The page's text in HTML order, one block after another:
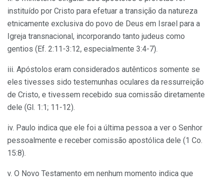
instituído por Cristo para efetuar a transição da natureza
etnicamente exclusiva do povo de Deus em Israel para a
Igreja transnacional, incorporando tanto judeus como
gentios (Ef. 2:11-3:12, especialmente 3:4-7).
iii. Apóstolos eram considerados autênticos somente se
eles tivesses sido testemunhas oculares da ressurreição
de Cristo, e tivessem recebido sua comissão diretamente
dele (Gl. 1:1; 11-12).
iv. Paulo indica que ele foi a última pessoa a ver o Senhor
pessoalmente e receber comissão apostólica dele (1 Co.
15:8).
v. O Novo Testamento em nenhum momento indica que